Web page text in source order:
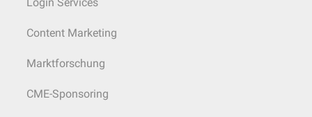
Content Marketing
Marktforschung
CME-Sponsoring